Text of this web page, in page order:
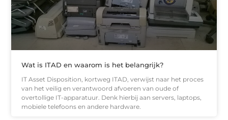
Wat is ITAD en waarom is het belangrijk?
IT Asset Disposition, kortweg ITAD, verwijst naar het proces
van het veilig en verantwoord afvoeren van oude of
overtollige IT-apparatuur. Denk hierbij aan servers, laptops,
mobiele telefoons en andere hardware.